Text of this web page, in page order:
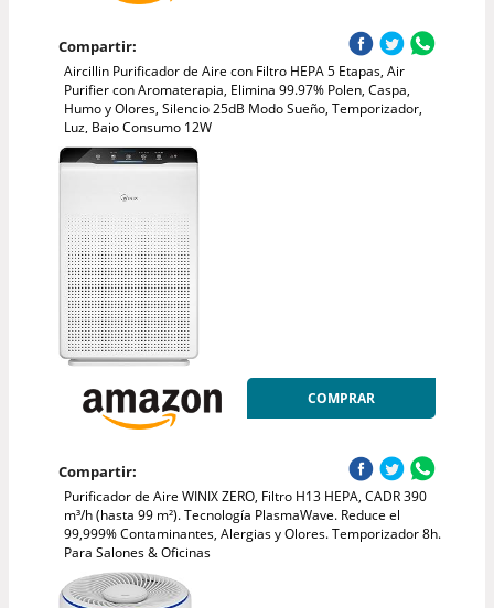
Compartir:
Aircillin Purificador de Aire con Filtro HEPA 5 Etapas, Air
Purifier con Aromaterapia, Elimina 99.97% Polen, Caspa,
Humo y Olores, Silencio 25dB Modo Sueño, Temporizador,
Luz, Bajo Consumo 12W
COMPRAR
Compartir:
Purificador de Aire WINIX ZERO, Filtro H13 HEPA, CADR 390
m³/h (hasta 99 m²). Tecnología PlasmaWave. Reduce el
99,999% Contaminantes, Alergias y Olores. Temporizador 8h.
Para Salones & Oficinas